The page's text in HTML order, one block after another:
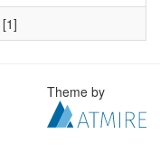
[1]
Theme by